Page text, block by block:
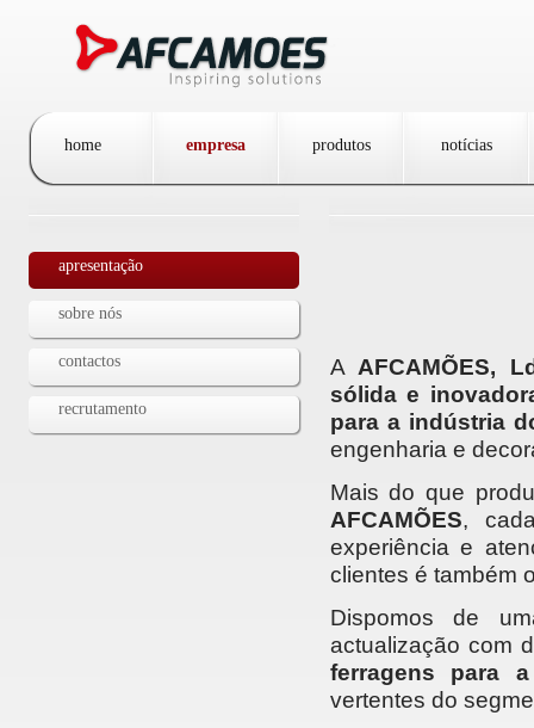
home empresa produtos notícias
apresentação
sobre nós
contactos
recrutamento
A AFCAMÕES,
sólida e
para a indústria
engenharia e
Mais do que
AFCAMÕES,
experiência e
clientes é também
Dispomos de
actualização com
ferragens para
vertentes do